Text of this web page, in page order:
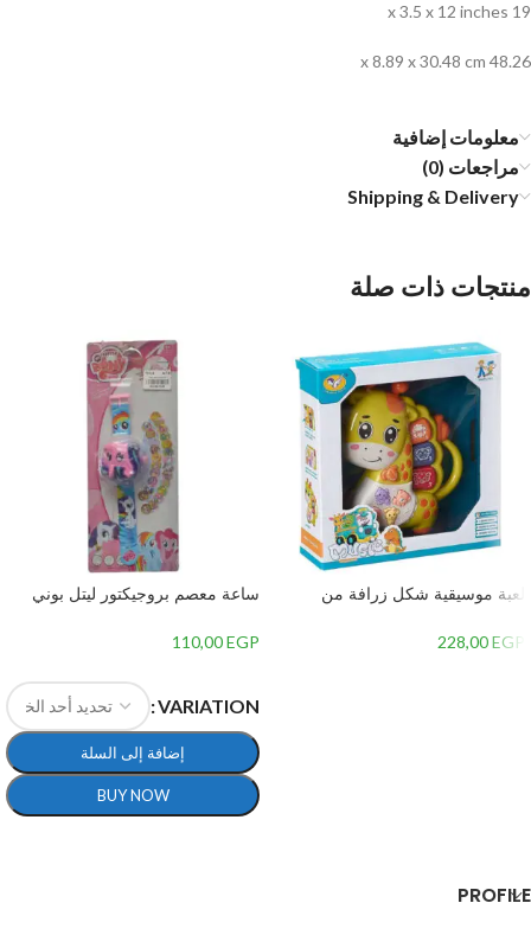
19 x 3.5 x 12 inches
48.26 x 8.89 x 30.48 cm
معلومات إضافية
مراجعات (0)
Shipping & Delivery
منتجات ذات صلة
لعبة موسيقية شكل زرافة من
228,00EGP
ساعة معصم بروجيكتور ليتل بوني
110,00EGP
VARIATION
إضافة إلى السلة
BUY NOW
PROFILE